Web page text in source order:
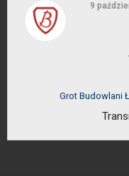
9
Grot Budowlani